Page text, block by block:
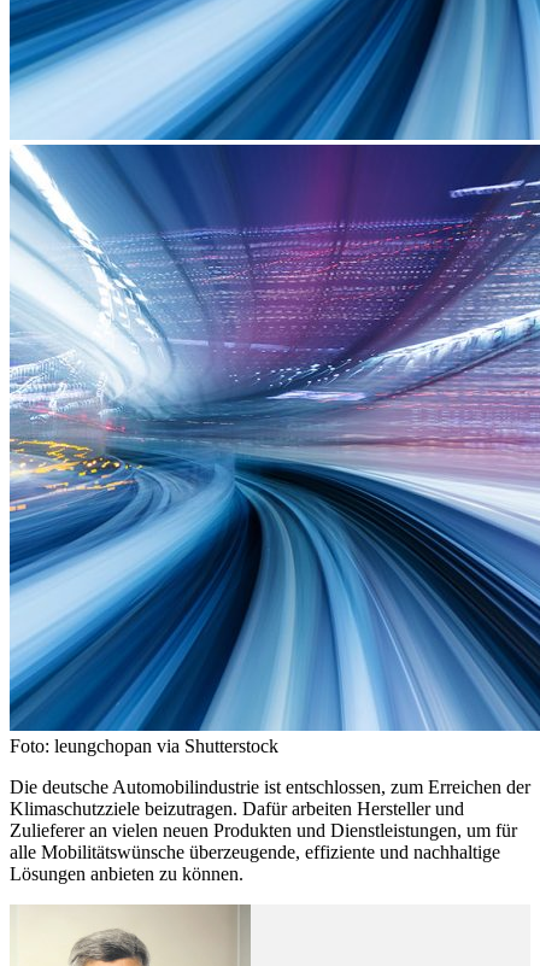
Foto: leungchopan via Shutterstock
Die deutsche Automobilindustrie ist entschlossen, zum Erreichen der
Klimaschutzziele beizutragen. Dafür arbeiten Hersteller und
Zulieferer an vielen neuen Produkten und Dienstleistungen, um für
alle Mobilitätswünsche überzeugende, effiziente und nachhaltige
Lösungen anbieten zu können.